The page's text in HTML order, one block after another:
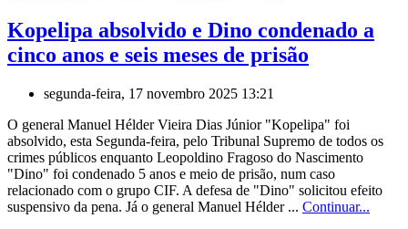
Kopelipa absolvido e Dino condenado a
cinco anos e seis meses de prisão
segunda-feira, 17 novembro 2025 13:21
O general Manuel Hélder Vieira Dias Júnior "Kopelipa" foi
absolvido, esta Segunda-feira, pelo Tribunal Supremo de todos os
crimes públicos enquanto Leopoldino Fragoso do Nascimento
"Dino" foi condenado 5 anos e meio de prisão, num caso
relacionado com o grupo CIF. A defesa de "Dino" solicitou efeito
suspensivo da pena. Já o general Manuel Hélder ... Continuar...